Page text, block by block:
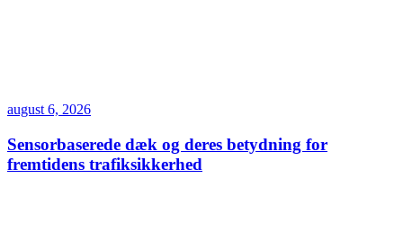
august 6, 2026
Sensorbaserede dæk og deres betydning for
fremtidens trafiksikkerhed